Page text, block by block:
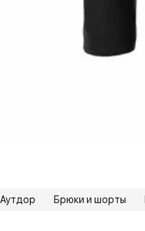
Аутдор Брюки и шорты